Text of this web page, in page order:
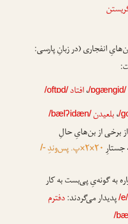
انفجاری (در زبانِ پارسی:
/ɒgængid/،افتاد /oftɒd/
/،بلعیدن/bælʔidæn/
برخی از بن‌هایِ حالِ
۲۰×۲×پ. پس‌وندِ
/-
به گونه‌یِ پی‌بست به کار
/e/پدیدار می‌گردند:دفترم
/